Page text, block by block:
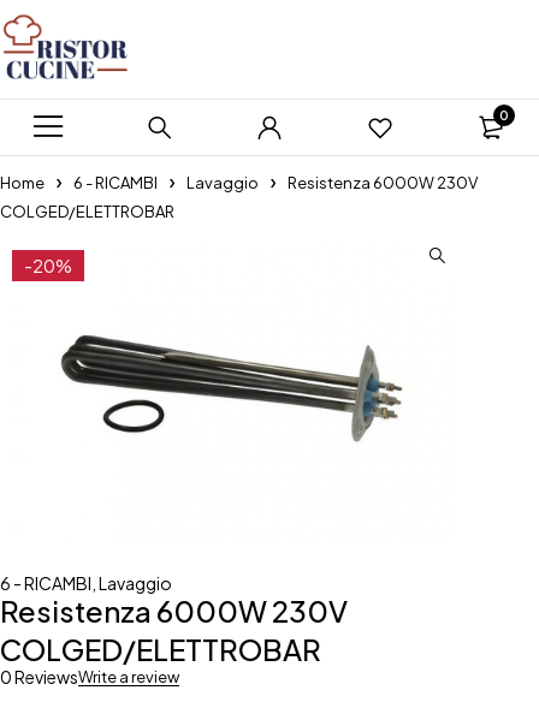
0
Home 6 - RICAMBI Lavaggio
Resistenza 6000W 230V
COLGED/ELETTROBAR
-20%
6 - RICAMBI Lavaggio
Resistenza 6000W 230V
COLGED/ELETTROBAR
0 ReviewsWrite a review